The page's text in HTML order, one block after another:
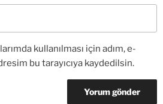
kullanılması için adım, e-
bu tarayıcıya kaydedilsin.